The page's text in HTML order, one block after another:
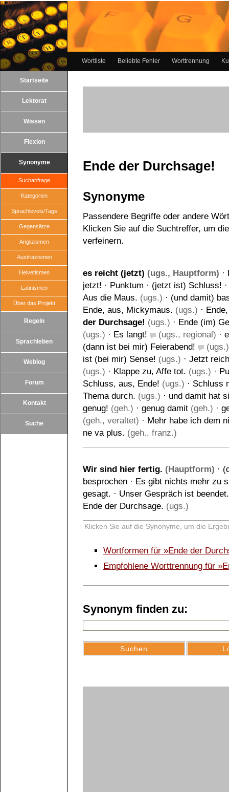
Wortliste Beliebte Fehler Worttrennung
Startseite
Lektorat
Wissen
Flexion
Synonyme
Suchabfrage
Kategorien
Sprachlevels/Tags
Gegensätze
Anglizismen
Austriazismen
Helvetismen
Latinismen
Über das Projekt
Regeln
Sprachleben
Weblog
Forum
Kontakt
Suche
Ende der Durchsage!
Synonyme
Passendere Begriffe oder andere
Klicken Sie auf die Suchtreffer, um
verfeinern.
es reicht (jetzt) (ugs., Hauptform) ·
jetzt! · Punktum · (jetzt ist) Schluss! ·
Aus die Maus. (ugs.) · (und damit)
Ende, aus, Mickymaus. (ugs.) ·
der Durchsage! (ugs.) · Ende (im)
(ugs.) · Es langt! (ugs., regional) ·
(dann ist bei mir) Feierabend!
(ugs.)
ist (bei mir) Sense! (ugs.) · Jetzt
(ugs.) · Klappe zu, Affe tot. (ugs.) ·
Schluss, aus, Ende! (ugs.) · Schluss
Thema durch. (ugs.) · und damit hat
genug! (geh.) · genug damit (geh.) ·
(geh., veraltet) · Mehr habe ich dem
ne va plus. (geh., franz.)
Wir sind hier fertig. (Hauptform) ·
besprochen · Es gibt nichts mehr zu
gesagt. · Unser Gespräch ist beendet.
Ende der Durchsage. (ugs.)
Klicken Sie auf die Synonyme, um die
Wortformen für »Ende der
Empfohlene Worttrennung für
Synonym finden zu: